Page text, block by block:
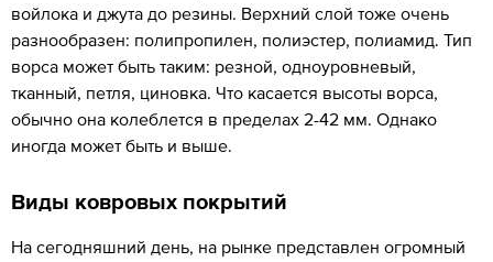
войлока и джута до резины. Верхний слой тоже очень
разнообразен: полипропилен, полиэстер, полиамид. Тип
ворса может быть таким: резной, одноуровневый,
тканный, петля, циновка. Что касается высоты ворса,
обычно она колеблется в пределах 2-42 мм. Однако
иногда может быть и выше.
Виды ковровых покрытий
На сегодняшний день, на рынке представлен огромный